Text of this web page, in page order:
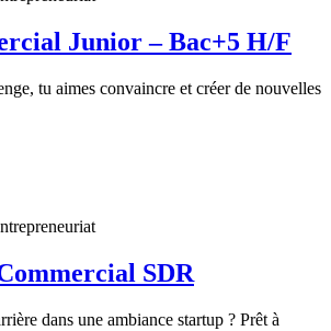
Junior – Bac+5 H/F
tu aimes convaincre et créer de nouvelles
SDR
dans une ambiance startup ? Prêt à